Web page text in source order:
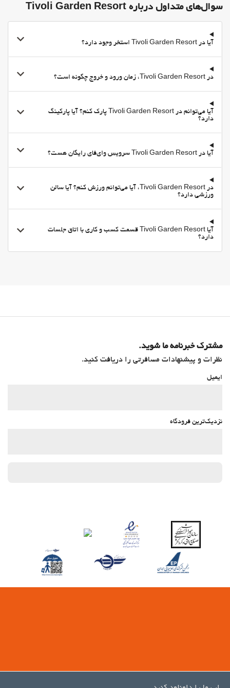
سوال‌های متداول درباره Tivoli Garden Resort
آیا در Tivoli Garden Resort استخر وجود دارد؟
در Tivoli Garden Resort، زمان ورود و خروج چگونه است؟
آیا می‌توانم در Tivoli Garden Resort پارک کنم؟ آیا پارکینگ
دارد؟
آیا در Tivoli Garden Resort سرویس وای‌فای رایگان هست؟
در Tivoli Garden Resort، آیا می‌توانم ورزش کنم؟ آیا سالن
ورزشی دارد؟
آیا Tivoli Garden Resort قسمت کسب و کاری با اتاق جلسات
دارد؟
مشترک خبرنامه ما شوید.
نظرات و پیشنهادات مسافرتی را دریافت کنید.
ایمیل
نزدیک‌ترین فرودگاه